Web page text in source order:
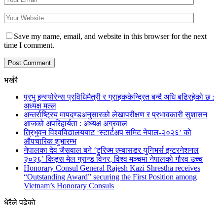
Save my name, email, and website in this browser for the next
time I comment.
भर्खरै
प्रभु इन्स्योरेन्स प्रविधिमैत्री र ग्राहककेन्द्रित बन्दै अघि बढिरहेको छ :
अध्यक्ष मल्ल
अन्तर्राष्ट्रिय मापदण्डअनुसारको लेखापरीक्षण र प्रभावकारी सुशासन
आजको अपरिहार्यता : अध्यक्ष अग्रवाल
त्रिभुवन विश्वविद्यालयबाट ‘स्टार्टअप समिट नेपाल-२०२६’ को
औपचारिक शुभारम्भ
नेपालका देव जैसवाल बने ‘टुरिज्म एम्बासडर युनिभर्स इन्टरनेशनल
२०२६’ किड्स मेल ग्रान्ड विनर, विश्व मञ्चमा नेपालको गौरव उच्च
Honorary Consul General Rajesh Kazi Shrestha receives
“Outstanding Award” securing the First Position among
Vietnam’s Honorary Consuls
धेरैले पढेको